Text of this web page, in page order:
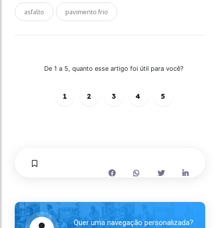
asfalto pavimento frio
De 1 a 5, quanto esse artigo foi útil para você?
1 2 3 4 5
Quer uma navegação personalizada?